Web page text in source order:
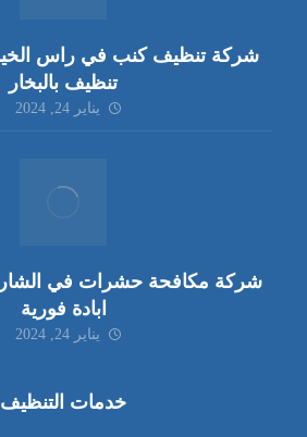
تنظيف بالبخار
يناير 24, 2024
ابادة فورية
يناير 24, 2024
خدمات التنظيف